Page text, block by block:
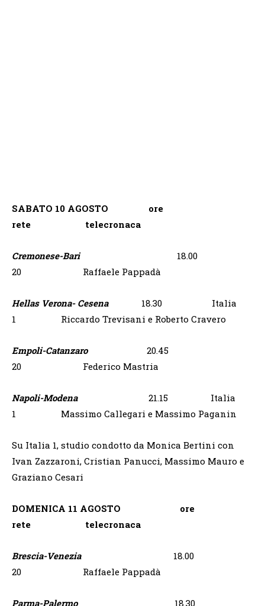
SABATO 10 AGOSTO ore
rete telecronaca
Cremonese-Bari18.00
20 Raffaele Pappadà
Hellas Verona- Cesena
18.30 Italia
1 Riccardo Trevisani e Roberto Cravero
Empoli-Catanzaro
20.45
20 Federico Mastria
Napoli-Modena
21.15 Italia
1 Massimo Callegari e Massimo Paganin
Su Italia 1, studio condotto da Monica Bertini con
Ivan Zazzaroni, Cristian Panucci, Massimo Mauro e
Graziano Cesari
DOMENICA 11 AGOSTO ore
rete telecronaca
Brescia-Venezia18.00
20 Raffaele Pappadà
Parma-Palermo18.30